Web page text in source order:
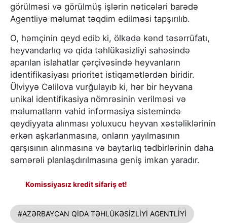
görülməsi və görülmüş işlərin nəticələri barədə
Agentliyə məlumat təqdim edilməsi tapşırılıb.
O, həmçinin qeyd edib ki, ölkədə kənd təsərrüfatı,
heyvandarlıq və qida təhlükəsizliyi sahəsində
aparılan islahatlar çərçivəsində heyvanların
identifikasiyası prioritet istiqamətlərdən biridir.
Ülviyyə Cəlilova vurğulayıb ki, hər bir heyvana
unikal identifikasiya nömrəsinin verilməsi və
məlumatların vahid informasiya sistemində
qeydiyyata alınması yoluxucu heyvan xəstəliklərinin
erkən aşkarlanmasına, onların yayılmasının
qarşısının alınmasına və baytarlıq tədbirlərinin daha
səmərəli planlaşdırılmasına geniş imkan yaradır.
Komissiyasız kredit sifariş et!
#AZƏRBAYCAN QİDA TƏHLÜKƏSİZLİYİ AGENTLİYİ